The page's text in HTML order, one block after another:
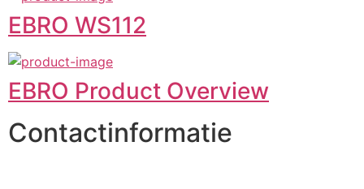
EBRO WS112
EBRO Product Overview
Contactinformatie